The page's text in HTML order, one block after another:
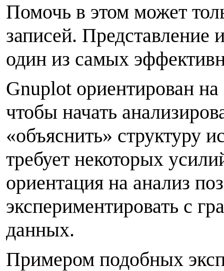
Помочь в этом может
записей.
один из самых
Gnuplot ориентирован
чтобы начать
«объяснить» структуру
требует некоторых
ориентация на анализ
экспериментировать с
данных.
Примером подобных